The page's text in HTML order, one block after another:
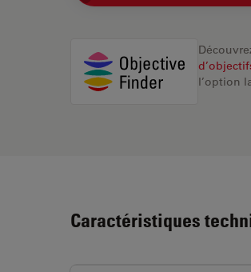
l’option
Caractéristiques